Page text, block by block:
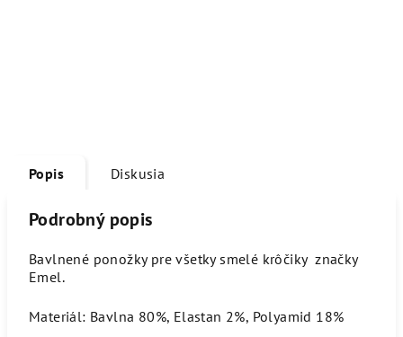
Popis Diskusia
Podrobný popis
Bavlnené ponožky pre všetky smelé krôčiky značky
Emel.
Materiál: Bavlna 80%, Elastan 2%, Polyamid 18%